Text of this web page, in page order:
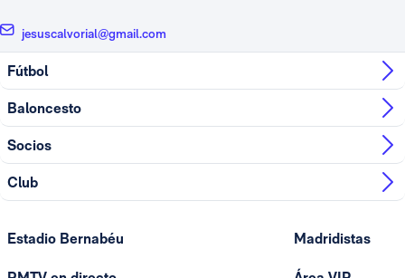
jesuscalvorial@gmail.com
Fútbol
Baloncesto
Socios
Club
Estadio Bernabéu Madridistas